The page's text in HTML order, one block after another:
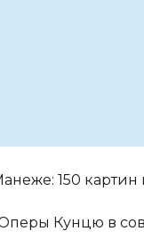
150 картин
Кунцю в